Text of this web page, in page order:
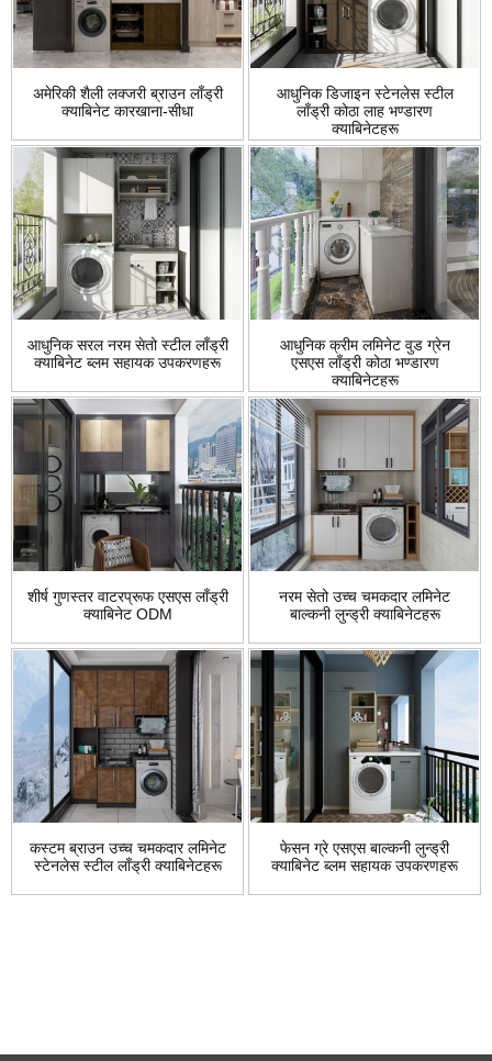
अमेरिकी शैली लक्जरी ब्राउन लाँड्री
क्याबिनेट कारखाना-सीधा
आधुनिक डिजाइन स्टेनलेस स्टील
लाँड्री कोठा लाह भण्डारण
क्याबिनेटहरू
आधुनिक सरल नरम सेतो स्टील लाँड्री
क्याबिनेट ब्लम सहायक उपकरणहरू
आधुनिक क्रीम लमिनेट वुड ग्रेन
एसएस लाँड्री कोठा भण्डारण
क्याबिनेटहरू
शीर्ष गुणस्तर वाटरप्रूफ एसएस लाँड्री
क्याबिनेट ODM
नरम सेतो उच्च चमकदार लमिनेट
बाल्कनी लुन्ड्री क्याबिनेटहरू
कस्टम ब्राउन उच्च चमकदार लमिनेट
स्टेनलेस स्टील लाँड्री क्याबिनेटहरू
फेसन ग्रे एसएस बाल्कनी लुन्ड्री
क्याबिनेट ब्लम सहायक उपकरणहरू